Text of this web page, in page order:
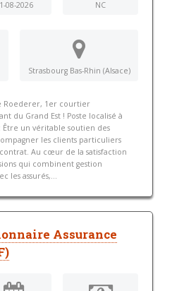
08-2026 NC
Strasbourg Bas-Rhin (Alsace)
Roederer, 1er courtier
du Grand Est ! Poste localisé à
un véritable soutien des
les clients particuliers
Au cœur de la satisfaction
qui combinent gestion
les assurés,...
Assurance